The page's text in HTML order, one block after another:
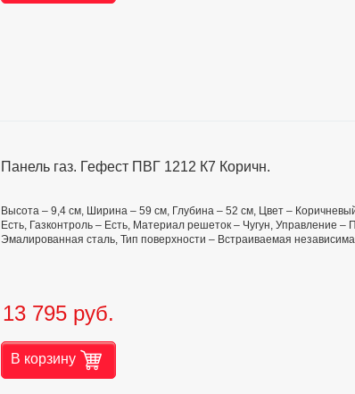
Панель газ. Гефест ПВГ 1212 К7 Коричн.
Высота – 9,4 см, Ширина – 59 см, Глубина – 52 см, Цвет –
Есть, Газконтроль – Есть, Материал решеток – Чугун, Управление
Эмалированная сталь, Тип поверхности – Встраиваемая
13 795 руб.
В корзину